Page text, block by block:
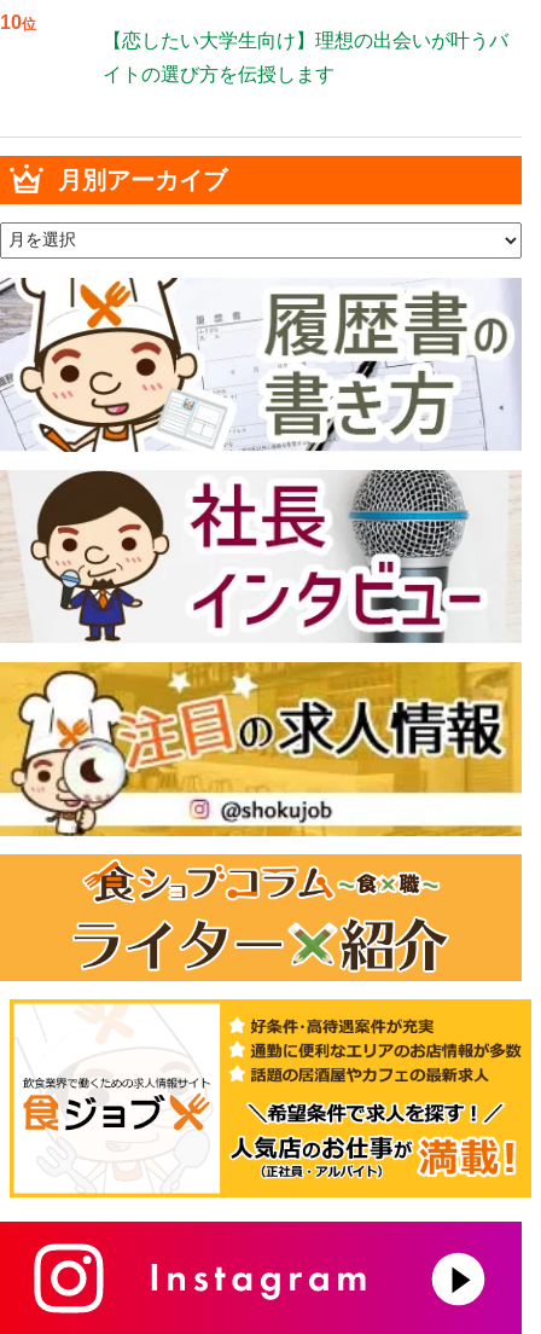
10位
【恋したい大学生向け】理想の出会いが叶うバ
イトの選び方を伝授します
月別アーカイブ